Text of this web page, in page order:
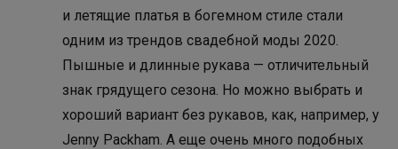
и летящие платья в богемном стиле стали
одним из трендов свадебной моды 2020.
Пышные и длинные рукава — отличительный
знак грядущего сезона. Но можно выбрать и
хороший вариант без рукавов, как, например, у
Jenny Packham. А еще очень много подобных